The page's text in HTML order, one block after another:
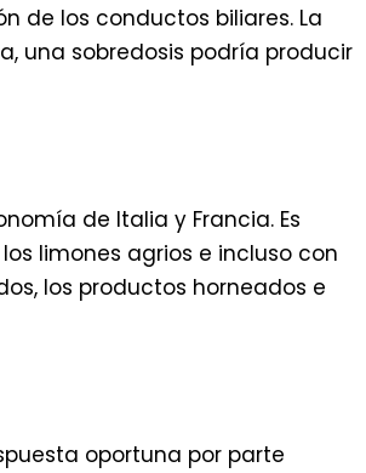
de los conductos biliares. La
una sobredosis podría producir
de Italia y Francia. Es
limones agrios e incluso con
los productos horneados e
oportuna por parte